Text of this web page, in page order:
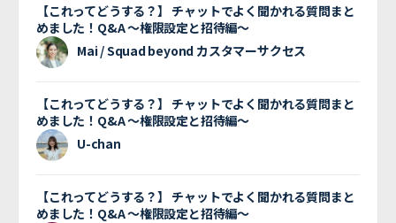
【これってどうする？】 チャットでよく聞かれる質問まと
めました！Q&A 〜権限設定と招待編〜
Mai / Squad beyond カスタマーサクセス
【これってどうする？】 チャットでよく聞かれる質問まと
めました！Q&A 〜権限設定と招待編〜
U-chan
【これってどうする？】 チャットでよく聞かれる質問まと
めました！Q&A 〜権限設定と招待編〜